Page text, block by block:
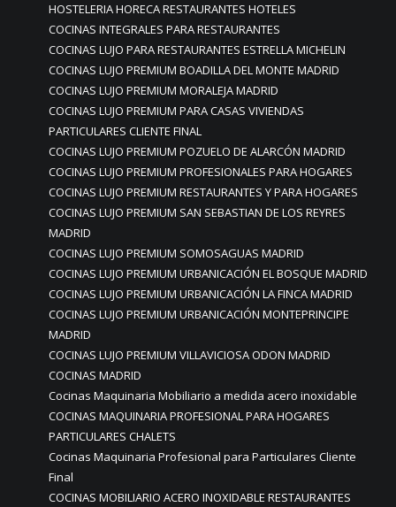
HOSTELERIA HORECA RESTAURANTES HOTELES
COCINAS INTEGRALES PARA RESTAURANTES
COCINAS LUJO PARA RESTAURANTES ESTRELLA MICHELIN
COCINAS LUJO PREMIUM BOADILLA DEL MONTE MADRID
COCINAS LUJO PREMIUM MORALEJA MADRID
COCINAS LUJO PREMIUM PARA CASAS VIVIENDAS
PARTICULARES CLIENTE FINAL
COCINAS LUJO PREMIUM POZUELO DE ALARCÓN MADRID
COCINAS LUJO PREMIUM PROFESIONALES PARA HOGARES
COCINAS LUJO PREMIUM RESTAURANTES Y PARA HOGARES
COCINAS LUJO PREMIUM SAN SEBASTIAN DE LOS REYRES
MADRID
COCINAS LUJO PREMIUM SOMOSAGUAS MADRID
COCINAS LUJO PREMIUM URBANICACIÓN EL BOSQUE MADRID
COCINAS LUJO PREMIUM URBANICACIÓN LA FINCA MADRID
COCINAS LUJO PREMIUM URBANICACIÓN MONTEPRINCIPE
MADRID
COCINAS LUJO PREMIUM VILLAVICIOSA ODON MADRID
COCINAS MADRID
Cocinas Maquinaria Mobiliario a medida acero inoxidable
COCINAS MAQUINARIA PROFESIONAL PARA HOGARES
PARTICULARES CHALETS
Cocinas Maquinaria Profesional para Particulares Cliente
Final
COCINAS MOBILIARIO ACERO INOXIDABLE RESTAURANTES